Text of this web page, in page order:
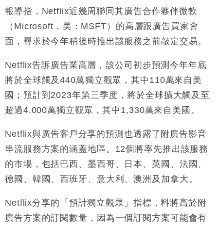
14:50
東京半島
13:12
國際｜特朗普赴洛杉磯高球場活動前 男子攜槍彈被捕
手
11:40
財經｜黑石傳再籌逾360億美元 支援Anthropic租用
Google晶片
10:57
財經｜美商務部擬擴大金屬關稅範圍 14類產品或加徵
25%
定高消費客群
17:40
財經｜本港6月零售額連升14個月 珠寶鐘錶銷售升勢
最強
16:33
財經｜滙控重啟最多10億美元回購 派息比率目標維持
50%
報導指，Netflix近幾周聯同其廣告合作夥伴微軟
（Microsoft，美：MSFT）的高層跟廣告買家會
面，尋求於今年稍後時推出該服務之前敲定交易。
Netflix告訴廣告業高層，該公司初步預測今年年底
將於全球觸及440萬獨立觀眾，其中110萬來自美
國；預計到2023年第三季度，將於全球擴大觸及至
超過4,000萬獨立觀眾，其中1,330萬來自美國。
Netflix與廣告客戶分享的預測也透露了附廣告影音
串流服務方案的涵蓋地區。12個將率先推出該服務
的市場，包括巴西、墨西哥、日本、英國、法國、
德國、韓國、西班牙、意大利、澳洲及加拿大。
Netflix分享的「預計獨立觀眾」指標，料將高於附
廣告方案的訂閱數量，因為一個訂閱方案可能會有